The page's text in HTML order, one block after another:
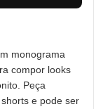
monograma
compor looks
Peça
e pode ser